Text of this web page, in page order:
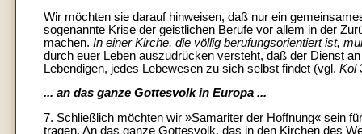
Wir möchten sie darauf hinweisen, daß nur ein
sogenannte Krise der geistlichen Berufe vor allem in der
machen. In einer Kirche, die völlig berufungsorientiert ist,
durch euer Leben auszudrücken versteht, daß der Dienst
Lebendigen, jedes Lebewesen zu sich selbst findet (vgl. Kol
... an das ganze Gottesvolk in Europa ...
7. Schließlich möchten wir »Samariter der Hoffnung« sein
tragen. An das ganze Gottesvolk, das in den Kirchen des